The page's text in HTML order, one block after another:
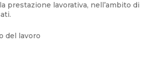
prestazione lavorativa, nell’ambito di
del lavoro